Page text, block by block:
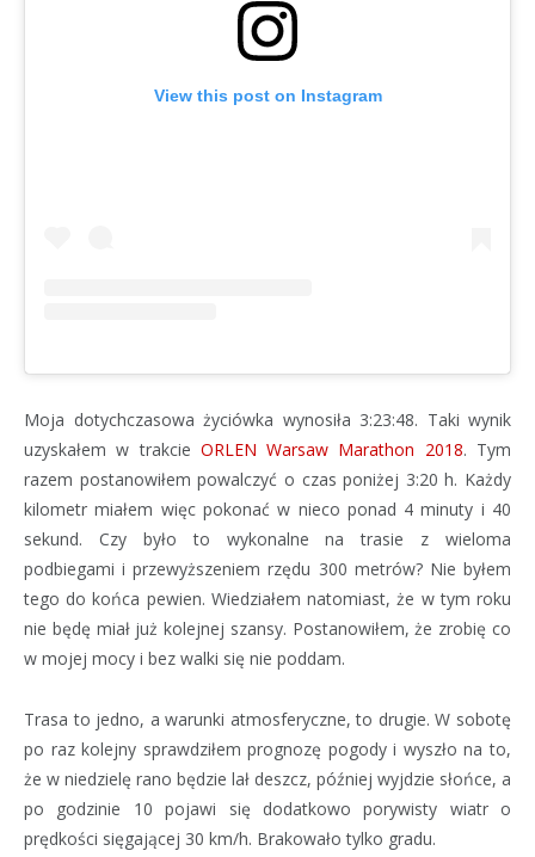
View this post on Instagram
Moja dotychczasowa życiówka wynosiła 3:23:48. Taki wynik
uzyskałem w trakcie ORLEN Warsaw Marathon 2018. Tym
razem postanowiłem powalczyć o czas poniżej 3:20 h. Każdy
kilometr miałem więc pokonać w nieco ponad 4 minuty i 40
sekund. Czy było to wykonalne na trasie z wieloma
podbiegami i przewyższeniem rzędu 300 metrów? Nie byłem
tego do końca pewien. Wiedziałem natomiast, że w tym roku
nie będę miał już kolejnej szansy. Postanowiłem, że zrobię co
w mojej mocy i bez walki się nie poddam.
Trasa to jedno, a warunki atmosferyczne, to drugie. W sobotę
po raz kolejny sprawdziłem prognozę pogody i wyszło na to,
że w niedzielę rano będzie lał deszcz, później wyjdzie słońce, a
po godzinie 10 pojawi się dodatkowo porywisty wiatr o
prędkości sięgającej 30 km/h. Brakowało tylko gradu.